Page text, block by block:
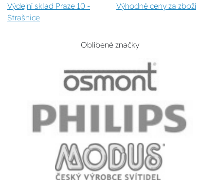
Výdejní sklad Praze 10 -
Strašnice
Výhodné ceny za zboží
Oblíbené značky